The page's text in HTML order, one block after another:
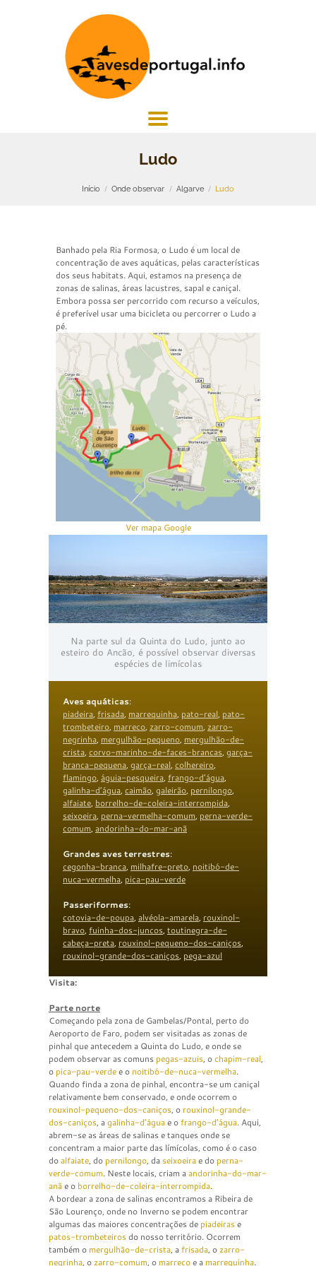
Ludo
Início Onde observar Algarve Ludo
Banhado pela Ria Formosa, o Ludo é um local de
concentração de aves aquáticas, pelas características
dos seus habitats. Aqui, estamos na presença de
zonas de salinas, áreas lacustres, sapal e caniçal.
Embora possa ser percorrido com recurso a veículos,
é preferível usar uma bicicleta ou percorrer o Ludo a
pé.
Ver mapa Google
Na parte sul da Quinta do Ludo, junto ao
esteiro do Ancão, é possível observar diversas
espécies de limícolas
Aves aquáticas:
piadeira, frisada, marrequinha, pato-real, pato-
trombeteiro, marreco, zarro-comum, zarro-
negrinha, mergulhão-pequeno, mergulhão-de-
crista, corvo-marinho-de-faces-brancas, garça-
branca-pequena, garça-real, colhereiro,
flamingo, águia-pesqueira, frango-d’água,
galinha-d’água, caimão, galeirão, pernilongo,
alfaiate, borrelho-de-coleira-interrompida,
seixoeira, perna-vermelha-comum, perna-verde-
comum, andorinha-do-mar-anã
Grandes aves terrestres:
cegonha-branca, milhafre-preto, noitibó-de-
nuca-vermelha, pica-pau-verde
Passeriformes:
cotovia-de-poupa, alvéola-amarela, rouxinol-
bravo, fuinha-dos-juncos, toutinegra-de-
cabeça-preta, rouxinol-pequeno-dos-caniços,
rouxinol-grande-dos-caniços, pega-azul
Visita:
Parte norte
Começando pela zona de Gambelas/Pontal, perto do
Aeroporto de Faro, podem ser visitadas as zonas de
pinhal que antecedem a Quinta do Ludo, e onde se
podem observar as comuns pegas-azuis, ochapim-real,
o pica-pau-verdee o noitibó-de-nuca-vermelha.
Quando finda a zona de pinhal, encontra-se um caniçal
relativamente bem conservado, e onde ocorrem o
rouxinol-pequeno-dos-caniços, o rouxinol-grande-
dos-caniços, agalinha-d’águae ofrango-d’água. Aqui,
abrem-se as áreas de salinas e tanques onde se
concentram a maior parte das límícolas, como é o caso
doalfaiate, do pernilongo, da seixoeirae do perna-
verde-comum. Neste locais, criam aandorinha-do-mar-
anãe o borrelho-de-coleira-interrompida.
A bordear a zona de salinas encontramos a Ribeira de
São Lourenço, onde no Inverno se podem encontrar
algumas das maiores concentrações de piadeirase
patos-trombeteirosdo nosso território. Ocorrem
também o mergulhão-de-crista, afrisada, ozarro-
negrinha, ozarro-comum, o marrecoe a marrequinha.